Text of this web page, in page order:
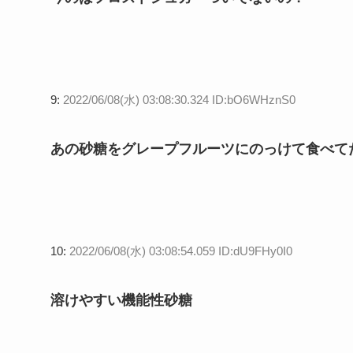
9: 2022/06/08(水) 03:08:30.324 ID:bO6WHznS0
あの砂糖をグレープフルーツにのっけて食べて
10: 2022/06/08(水) 03:08:54.059 ID:dU9FHy0I0
溶けやすい機能性砂糖